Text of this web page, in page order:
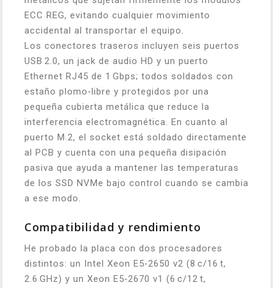
ECC REG, evitando cualquier movimiento
accidental al transportar el equipo.
Los conectores traseros incluyen seis puertos
USB 2.0, un jack de audio HD y un puerto
Ethernet RJ45 de 1 Gbps; todos soldados con
estaño plomo‑libre y protegidos por una
pequeña cubierta metálica que reduce la
interferencia electromagnética. En cuanto al
puerto M.2, el socket está soldado directamente
al PCB y cuenta con una pequeña disipación
pasiva que ayuda a mantener las temperaturas
de los SSD NVMe bajo control cuando se cambia
a ese modo.
Compatibilidad y rendimiento
He probado la placa con dos procesadores
distintos: un Intel Xeon E5‑2650 v2 (8 c/16 t,
2.6 GHz) y un Xeon E5‑2670 v1 (6 c/12 t,